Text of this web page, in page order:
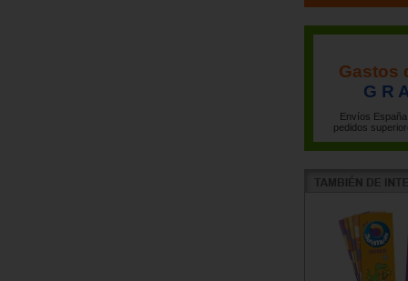
Gastos
G R
Envíos
pedidos